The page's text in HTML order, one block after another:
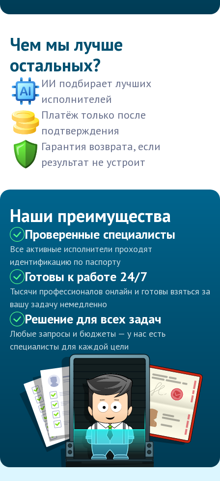
Чем мы лучше
остальных?
ИИ подбирает лучших
исполнителей
Платёж только после
подтверждения
Гарантия возврата, если
результат не устроит
Наши преимущества
Проверенные специалисты
Все активные исполнители проходят
идентификацию по паспорту
Готовы к работе 24/7
Тысячи профессионалов онлайн и готовы взяться за
вашу задачу немедленно
Решение для всех задач
Любые запросы и бюджеты — у нас есть
специалисты для каждой цели